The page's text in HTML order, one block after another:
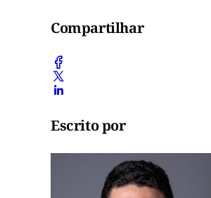
Compartilhar
Escrito por